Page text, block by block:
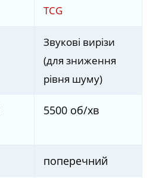
TCG
Звукові вирізи
(для зниження
рівня шуму)
5500 об/хв
поперечний